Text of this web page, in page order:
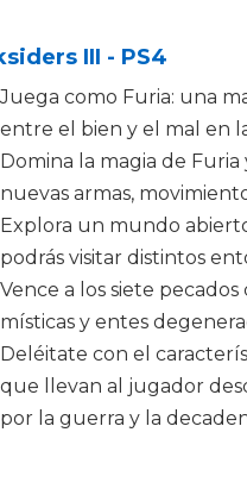
III - PS4
Juega como Furia: una
entre el bien y el mal en
Domina la magia de Furia
nuevas armas,
Explora un mundo
podrás visitar distintos
Vence a los siete
místicas y entes
Deléitate con el
que llevan al jugador
por la guerra y la